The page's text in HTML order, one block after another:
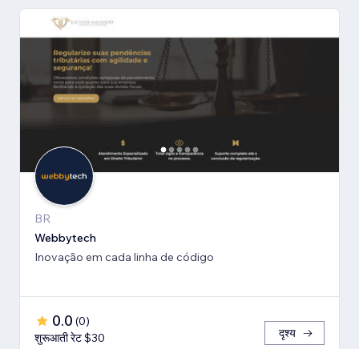
BR
Webbytech
Inovação em cada linha de código
0.0 (0)
शुरूआती रेट $30
दृश्य